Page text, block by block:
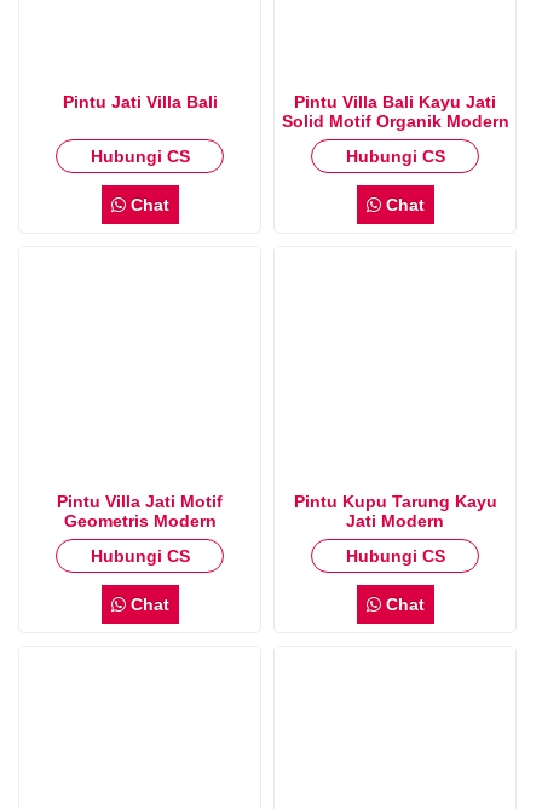
Pintu Jati Villa Bali
Hubungi CS
Chat
Pintu Villa Bali Kayu Jati
Solid Motif Organik Modern
Hubungi CS
Chat
Pintu Villa Jati Motif
Geometris Modern
Hubungi CS
Chat
Pintu Kupu Tarung Kayu
Jati Modern
Hubungi CS
Chat